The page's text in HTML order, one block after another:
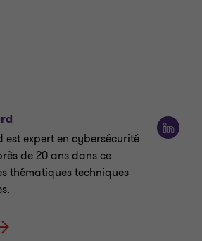
est expert en cybersécurité
de 20 ans dans ce
thématiques techniques